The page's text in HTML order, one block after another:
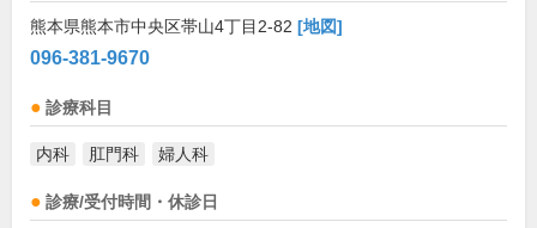
熊本県熊本市中央区帯山4丁目2-82 [地図]
096-381-9670
診療科目
内科 肛門科 婦人科
診療/受付時間・休診日